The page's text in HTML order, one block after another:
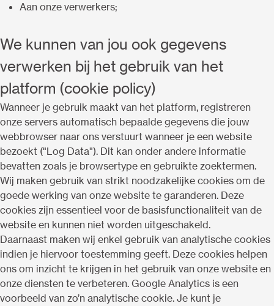
Aan onze verwerkers;
We kunnen van jou ook gegevens
verwerken bij het gebruik van het
platform (cookie policy)
Wanneer je gebruik maakt van het platform, registreren
onze servers automatisch bepaalde gegevens die jouw
webbrowser naar ons verstuurt wanneer je een website
bezoekt ("Log Data"). Dit kan onder andere informatie
bevatten zoals je browsertype en gebruikte zoektermen.
Wij maken gebruik van strikt noodzakelijke cookies om de
goede werking van onze website te garanderen. Deze
cookies zijn essentieel voor de basisfunctionaliteit van de
website en kunnen niet worden uitgeschakeld.
Daarnaast maken wij enkel gebruik van analytische cookies
indien je hiervoor toestemming geeft. Deze cookies helpen
ons om inzicht te krijgen in het gebruik van onze website en
onze diensten te verbeteren. Google Analytics is een
voorbeeld van zo’n analytische cookie. Je kunt je